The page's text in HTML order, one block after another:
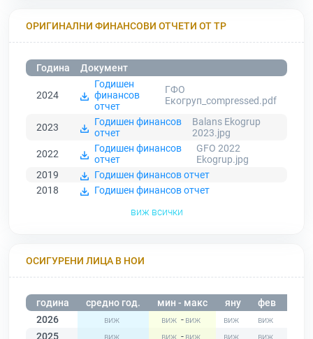
ОРИГИНАЛНИ ФИНАНСОВИ ОТЧЕТИ ОТ ТР
Година Документ
2024
Годишен
финансов
отчет
ГФО
Екогруп_compressed.pdf
2023
Годишен финансов
отчет
Balans Ekogrup
2023.jpg
2022
Годишен финансов
отчет
GFO 2022
Ekogrup.jpg
2019
Годишен финансов отчет
2018
Годишен финансов отчет
виж всички
ОСИГУРЕНИ ЛИЦА В НОИ
година средно год. мин - макс яну фев
2026
-
2025
-